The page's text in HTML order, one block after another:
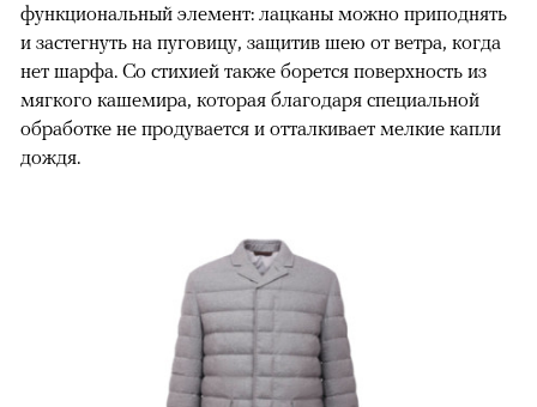
функциональный элемент: лацканы можно приподнять
и застегнуть на пуговицу, защитив шею от ветра, когда
нет шарфа. Со стихией также борется поверхность из
мягкого кашемира, которая благодаря специальной
обработке не продувается и отталкивает мелкие капли
дождя.